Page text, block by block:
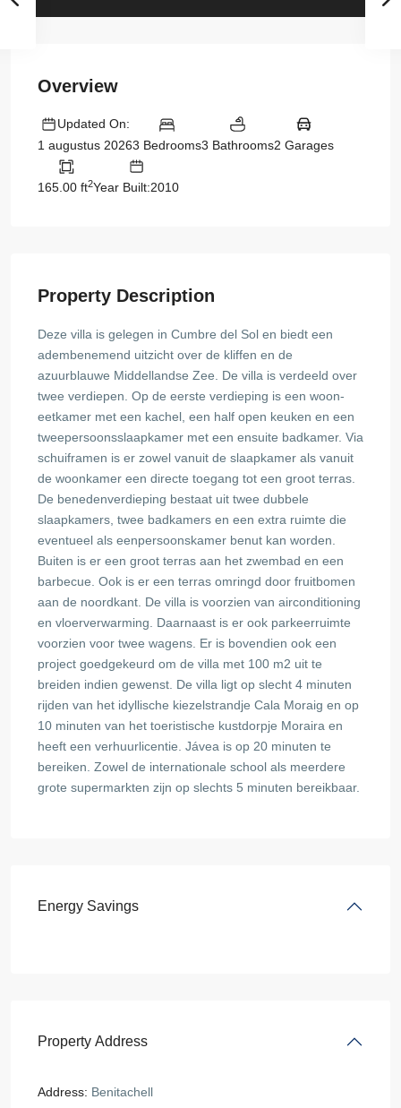
Overview
Updated On:
1 augustus 20263 Bedrooms3 Bathrooms2 Garages
165.00 ft2Year Built:2010
Property Description
Deze villa is gelegen in Cumbre del Sol en biedt een
adembenemend uitzicht over de kliffen en de
azuurblauwe Middellandse Zee. De villa is verdeeld over
twee verdiepen. Op de eerste verdieping is een woon-
eetkamer met een kachel, een half open keuken en een
tweepersoonsslaapkamer met een ensuite badkamer. Via
schuiframen is er zowel vanuit de slaapkamer als vanuit
de woonkamer een directe toegang tot een groot terras.
De benedenverdieping bestaat uit twee dubbele
slaapkamers, twee badkamers en een extra ruimte die
eventueel als eenpersoonskamer benut kan worden.
Buiten is er een groot terras aan het zwembad en een
barbecue. Ook is er een terras omringd door fruitbomen
aan de noordkant. De villa is voorzien van airconditioning
en vloerverwarming. Daarnaast is er ook parkeerruimte
voorzien voor twee wagens. Er is bovendien ook een
project goedgekeurd om de villa met 100 m2 uit te
breiden indien gewenst. De villa ligt op slecht 4 minuten
rijden van het idyllische kiezelstrandje Cala Moraig en op
10 minuten van het toeristische kustdorpje Moraira en
heeft een verhuurlicentie. Jávea is op 20 minuten te
bereiken. Zowel de internationale school als meerdere
grote supermarkten zijn op slechts 5 minuten bereikbaar.
Energy Savings
Property Address
Address: Benitachell